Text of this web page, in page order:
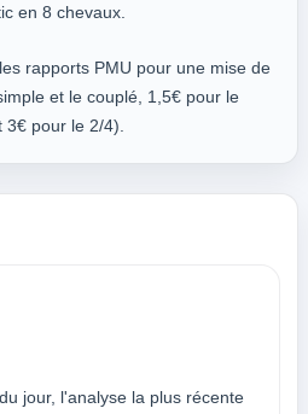
en 8 chevaux.
rapports PMU pour une mise de
et le couplé, 1,5€ pour le
pour le 2/4).
jour, l'analyse la plus récente